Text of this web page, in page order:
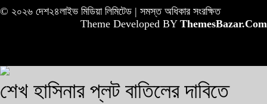
© ২০২৬ দেশ২৪লাইভ মিডিয়া লিমিটেড | সমস্ত অধিকার সংরক্ষিত
Theme Developed BY ThemesBazar.Com
শেখ হাসিনার প্লট বাতিলের দাবিতে